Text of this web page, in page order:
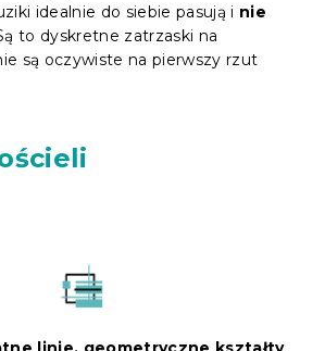
idealnie do siebie pasują i nie
to dyskretne zatrzaski na
są oczywiste na pierwszy rzut